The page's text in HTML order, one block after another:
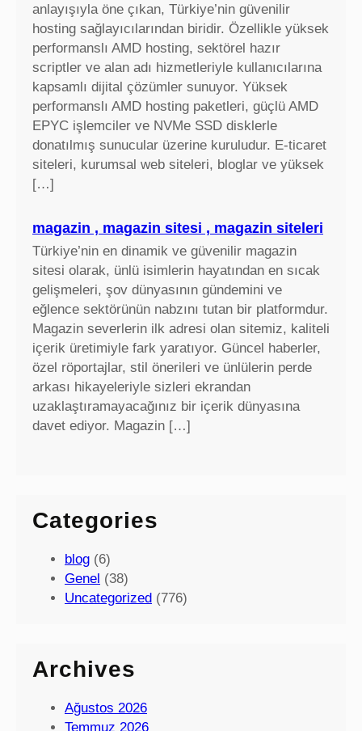
anlayışıyla öne çıkan, Türkiye’nin güvenilir
hosting sağlayıcılarından biridir. Özellikle yüksek
performanslı AMD hosting, sektörel hazır
scriptler ve alan adı hizmetleriyle kullanıcılarına
kapsamlı dijital çözümler sunuyor. Yüksek
performanslı AMD hosting paketleri, güçlü AMD
EPYC işlemciler ve NVMe SSD disklerle
donatılmış sunucular üzerine kuruludur. E-ticaret
siteleri, kurumsal web siteleri, bloglar ve yüksek
[…]
magazin , magazin sitesi , magazin siteleri
Türkiye’nin en dinamik ve güvenilir magazin
sitesi olarak, ünlü isimlerin hayatından en sıcak
gelişmeleri, şov dünyasının gündemini ve
eğlence sektörünün nabzını tutan bir platformdur.
Magazin severlerin ilk adresi olan sitemiz, kaliteli
içerik üretimiyle fark yaratıyor. Güncel haberler,
özel röportajlar, stil önerileri ve ünlülerin perde
arkası hikayeleriyle sizleri ekrandan
uzaklaştıramayacağınız bir içerik dünyasına
davet ediyor. Magazin […]
Categories
blog (6)
Genel (38)
Uncategorized (776)
Archives
Ağustos 2026
Temmuz 2026